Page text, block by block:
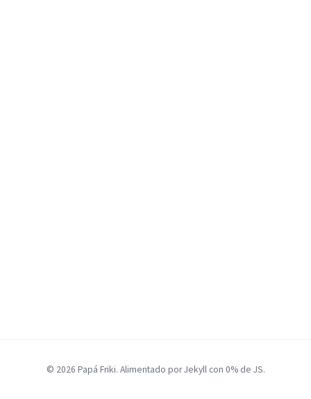
© 2026 Papá Friki. Alimentado por Jekyll con 0% de JS.